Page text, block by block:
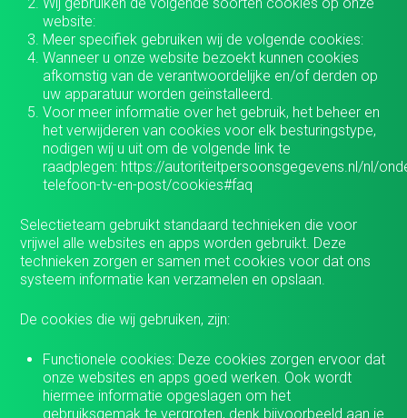
website:
Meer specifiek gebruiken wij de volgende cookies:
Wanneer u onze website bezoekt kunnen cookies
afkomstig van de verantwoordelijke en/of derden op
uw apparatuur worden geïnstalleerd.
Voor meer informatie over het gebruik, het beheer en
het verwijderen van cookies voor elk besturingstype,
nodigen wij u uit om de volgende link te
raadplegen: https://autoriteitpersoonsgegevens.nl/nl/
telefoon-tv-en-post/cookies#faq
Selectieteam gebruikt standaard technieken die voor
vrijwel alle websites en apps worden gebruikt. Deze
technieken zorgen er samen met cookies voor dat ons
systeem informatie kan verzamelen en opslaan.
De cookies die wij gebruiken, zijn:
Functionele cookies: Deze cookies zorgen ervoor dat
onze websites en apps goed werken. Ook wordt
hiermee informatie opgeslagen om het
gebruiksgemak te vergroten, denk bijvoorbeeld aan je